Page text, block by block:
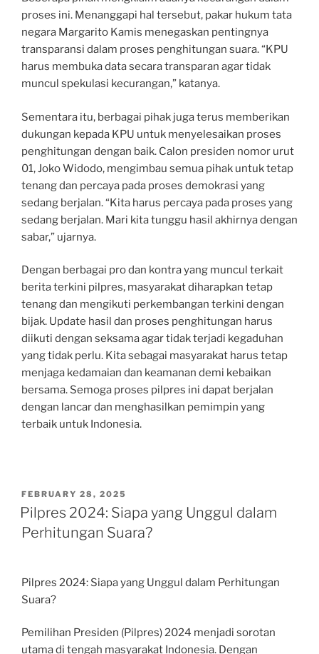
proses ini. Menanggapi hal tersebut, pakar hukum tata
negara Margarito Kamis menegaskan pentingnya
transparansi dalam proses penghitungan suara. “KPU
harus membuka data secara transparan agar tidak
muncul spekulasi kecurangan,” katanya.
Sementara itu, berbagai pihak juga terus memberikan
dukungan kepada KPU untuk menyelesaikan proses
penghitungan dengan baik. Calon presiden nomor urut
01, Joko Widodo, mengimbau semua pihak untuk tetap
tenang dan percaya pada proses demokrasi yang
sedang berjalan. “Kita harus percaya pada proses yang
sedang berjalan. Mari kita tunggu hasil akhirnya dengan
sabar,” ujarnya.
Dengan berbagai pro dan kontra yang muncul terkait
berita terkini pilpres, masyarakat diharapkan tetap
tenang dan mengikuti perkembangan terkini dengan
bijak. Update hasil dan proses penghitungan harus
diikuti dengan seksama agar tidak terjadi kegaduhan
yang tidak perlu. Kita sebagai masyarakat harus tetap
menjaga kedamaian dan keamanan demi kebaikan
bersama. Semoga proses pilpres ini dapat berjalan
dengan lancar dan menghasilkan pemimpin yang
terbaik untuk Indonesia.
POSTED
ON
FEBRUARY 28, 2025
Pilpres 2024: Siapa yang Unggul dalam
Perhitungan Suara?
Pilpres 2024: Siapa yang Unggul dalam Perhitungan
Suara?
Pemilihan Presiden (Pilpres) 2024 menjadi sorotan
utama di tengah masyarakat Indonesia. Dengan